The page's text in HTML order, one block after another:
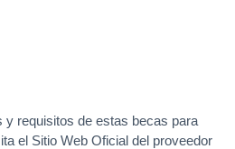
y requisitos de estas becas para
el Sitio Web Oficial del proveedor